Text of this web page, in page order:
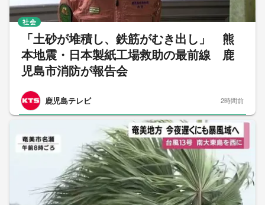
「土砂が堆積し、鉄筋がむき出し」 熊
本地震・日本製紙工場救助の最前線 鹿
児島市消防が報告会
鹿児島テレビ
社会
2時間前